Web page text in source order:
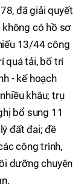
đã giải quyết
có hồ sơ
13/44 công
quá tải, bố trí
- kế hoạch
khâu; trụ
bổ sung 11
đất đai; đề
công trình,
dưỡng chuyên